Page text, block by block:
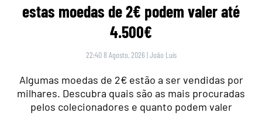
estas moedas de 2€ podem valer até
4.500€
22:40 8 Agosto, 2026 |João Luís
Algumas moedas de 2€ estão a ser vendidas por
milhares. Descubra quais são as mais procuradas
pelos colecionadores e quanto podem valer